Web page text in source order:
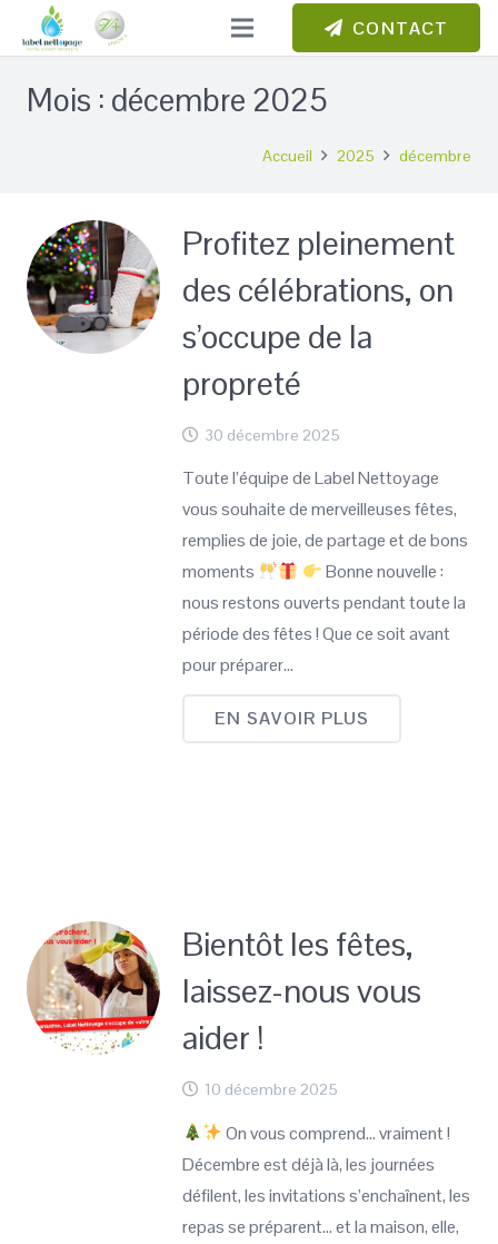
CONTACT
Mois : décembre 2025
Accueil 2025 décembre
Profitez pleinement
des célébrations, on
s’occupe de la
propreté
30 décembre 2025
Toute l’équipe de Label Nettoyage
vous souhaite de merveilleuses fêtes,
remplies de joie, de partage et de bons
moments
Bonne nouvelle :
nous restons ouverts pendant toute la
période des fêtes ! Que ce soit avant
pour préparer…
EN SAVOIR PLUS
Bientôt les fêtes,
laissez-nous vous
aider !
10 décembre 2025
On vous comprend… vraiment !
Décembre est déjà là, les journées
défilent, les invitations s’enchaînent, les
repas se préparent… et la maison, elle,